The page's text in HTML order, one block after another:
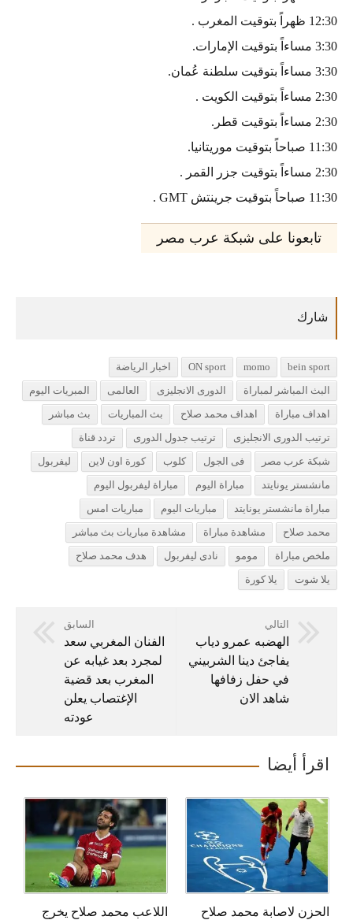
12:30 ظهراً بتوقيت المغرب .
3:30 مساءاً بتوقيت الإمارات.
3:30 مساءاً بتوقيت سلطنة عُمان.
2:30 مساءاً بتوقيت الكويت .
2:30 مساءاً بتوقيت قطر.
11:30 صباحاً بتوقيت موريتانيا.
2:30 مساءاً بتوقيت جزر القمر .
11:30 صباحاً بتوقيت جرينتش GMT .
تابعونا على شبكة عرب مصر
bein sport
momo
ON sport
اخبار الرياضة
البث المباشر لمباراة
الدورى الانجليزى العالمى
المبريات اليوم
اهداف مباراة
اهداف محمد صلاح بث المباريات
بث مباشر
ترتيب الدورى الانجليزى
ترتيب جدول الدورى
تردد قناة
شبكة عرب مصر
فى الجول كلوب كورة اون لاين
ليفربول
مانشستر يونايتد
مباراة اليوم
مباراة ليفربول اليوم
مباراة مانشستر يونايتد
مباريات اليوم
مباريات امس
محمد صلاح
مشاهدة مباراة
مشاهدة مباريات بث مباشر
ملخص مباراة
مومو نادى ليفربول
هدف محمد صلاح
يلا شوت
يلا كورة
التالي
الهضبه عمرو دياب
يفاجئ دينا الشربيني
في حفل زفافها
شاهد الان
السابق
الفنان المغربي سعد
لمجرد بعد غيابه عن
المغرب بعد قضية
الإغتصاب يعلن
عودته
اقرأ أيضا
الحزن لاصابة محمد صلاح
اللاعب محمد صلاح يخرج